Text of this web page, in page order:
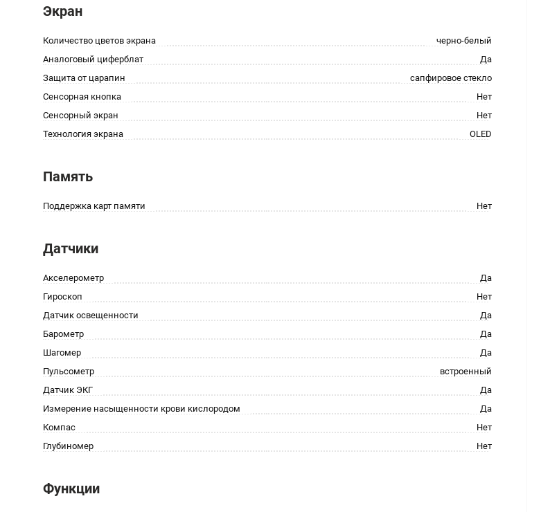
Экран
Количество цветов экрана
черно-белый
Аналоговый циферблат
Да
Защита от царапин
сапфировое стекло
Сенсорная кнопка
Нет
Сенсорный экран
Нет
Технология экрана
OLED
Память
Поддержка карт памяти Нет
Датчики
Акселерометр
Да
Гироскоп
Нет
Датчик освещенности
Да
Барометр
Да
Шагомер
Да
Пульсометр
встроенный
Датчик ЭКГ
Да
Измерение насыщенности крови кислородом
Да
Компас
Нет
Глубиномер
Нет
Функции